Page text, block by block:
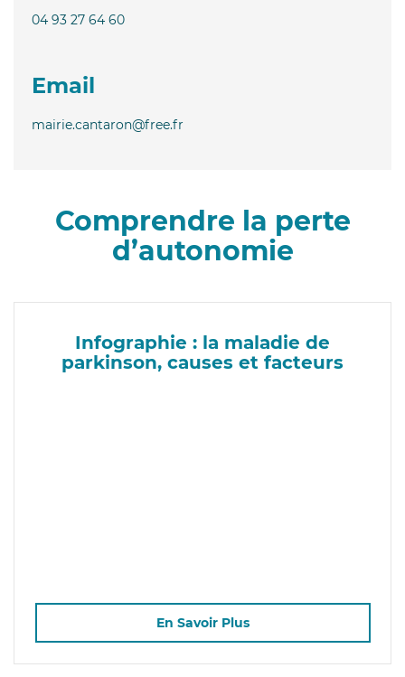
04 93 27 64 60
Email
mairie.cantaron@free.fr
Comprendre la perte
d’autonomie
Infographie : la maladie de
parkinson, causes et facteurs
En Savoir Plus